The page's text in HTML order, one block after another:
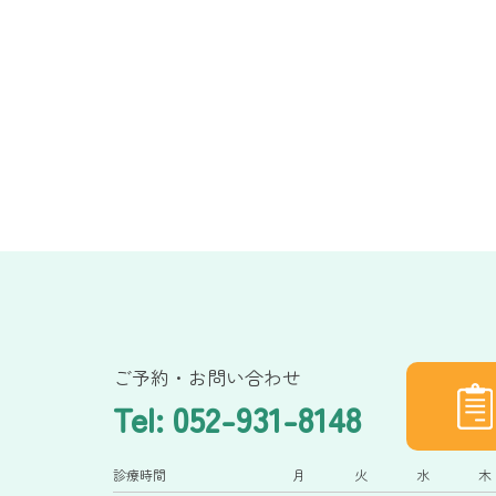
ご予約・お問い合わせ
Tel: 052-931-8148
診療時間 月 火 水 木